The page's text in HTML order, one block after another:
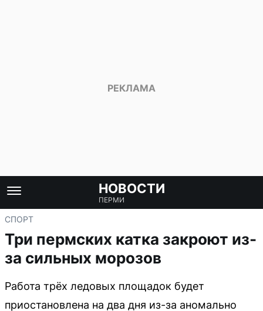
НОВОСТИ
ПЕРМИ
СПОРТ
Три пермских катка закроют из-
за сильных морозов
Работа трёх ледовых площадок будет
приостановлена на два дня из-за аномально